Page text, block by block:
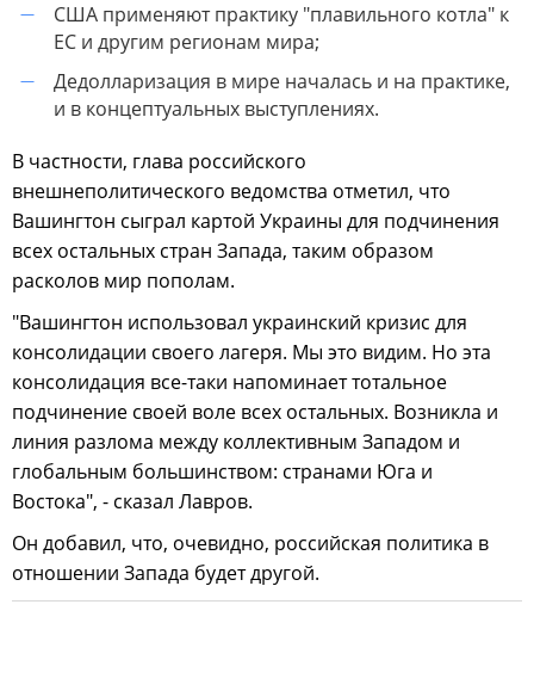
—
США применяют практику "плавильного котла" к
ЕС и другим регионам мира;
—
Дедолларизация в мире началась и на практике,
и в концептуальных выступлениях.
В частности, глава российского
внешнеполитического ведомства отметил, что
Вашингтон сыграл картой Украины для подчинения
всех остальных стран Запада, таким образом
расколов мир пополам.
"Вашингтон использовал украинский кризис для
консолидации своего лагеря. Мы это видим. Но эта
консолидация все-таки напоминает тотальное
подчинение своей воле всех остальных. Возникла и
линия разлома между коллективным Западом и
глобальным большинством: странами Юга и
Востока", - сказал Лавров.
Он добавил, что, очевидно, российская политика в
отношении Запада будет другой.